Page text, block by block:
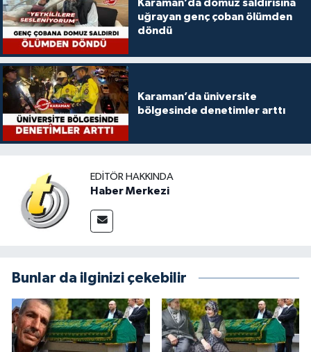
Karaman’da domuz saldırısına
uğrayan genç çoban ölümden
döndü
Karaman’da üniversite
bölgesinde denetimler arttı
EDITÖR HAKKINDA
Haber Merkezi
Bunlar da ilginizi çekebilir